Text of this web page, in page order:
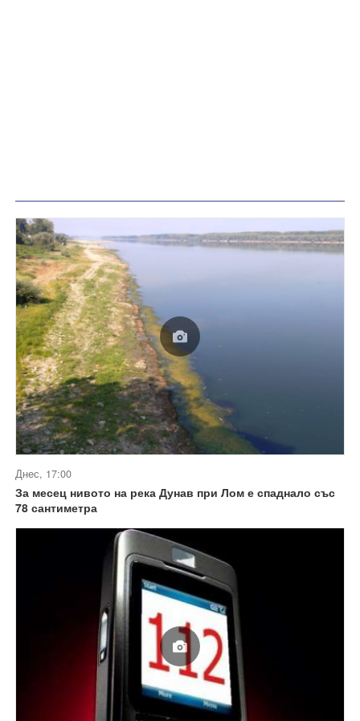
Днес, 17:00
За месец нивото на река Дунав при Лом е спаднало със
78 сантиметра